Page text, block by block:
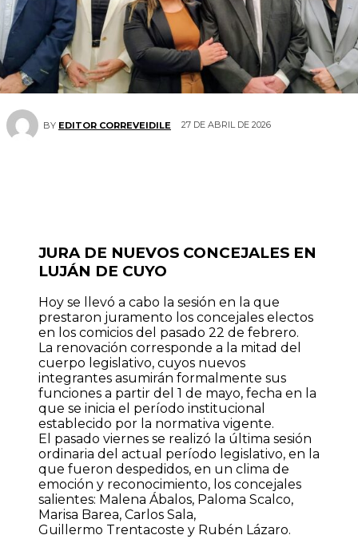
BY EDITOR CORREVEIDILE 27 DE ABRIL DE 2026
JURA DE NUEVOS CONCEJALES EN
LUJÁN DE CUYO
Hoy se llevó a cabo la sesión en la que
prestaron juramento los concejales electos
en los comicios del pasado 22 de febrero.
La renovación corresponde a la mitad del
cuerpo legislativo, cuyos nuevos
integrantes asumirán formalmente sus
funciones a partir del 1 de mayo, fecha en la
que se inicia el período institucional
establecido por la normativa vigente.
El pasado viernes se realizó la última sesión
ordinaria del actual período legislativo, en la
que fueron despedidos, en un clima de
emoción y reconocimiento, los concejales
salientes: Malena Ábalos, Paloma Scalco,
Marisa Barea, Carlos Sala,
Guillermo Trentacoste y Rubén Lázaro.